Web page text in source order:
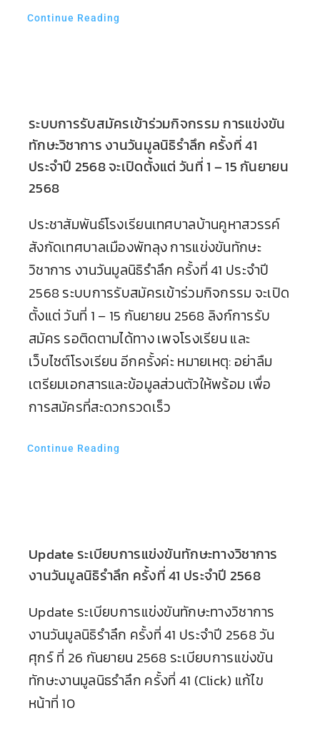
Continue Reading
ระบบการรับสมัครเข้าร่วมกิจกรรม การแข่งขัน
ทักษะวิชาการ งานวันมูลนิธิรำลึก ครั้งที่ 41
ประจำปี 2568 จะเปิดตั้งแต่ วันที่ 1 – 15 กันยายน
2568
ประชาสัมพันธ์โรงเรียนเทศบาลบ้านคูหาสวรรค์
สังกัดเทศบาลเมืองพัทลุง การแข่งขันทักษะ
วิชาการ งานวันมูลนิธิรำลึก ครั้งที่ 41 ประจำปี
2568 ระบบการรับสมัครเข้าร่วมกิจกรรม จะเปิด
ตั้งแต่ วันที่ 1 – 15 กันยายน 2568 ลิงก์การรับ
สมัคร รอติดตามได้ทาง เพจโรงเรียน และ
เว็บไซต์โรงเรียน อีกครั้งค่ะ หมายเหตุ: อย่าลืม
เตรียมเอกสารและข้อมูลส่วนตัวให้พร้อม เพื่อ
การสมัครที่สะดวกรวดเร็ว
Continue Reading
Update ระเบียบการแข่งขันทักษะทางวิชาการ
งานวันมูลนิธิรำลึก ครั้งที่ 41 ประจำปี 2568
Update ระเบียบการแข่งขันทักษะทางวิชาการ
งานวันมูลนิธิรำลึก ครั้งที่ 41 ประจำปี 2568 วัน
ศุกร์ ที่ 26 กันยายน 2568 ระเบียบการแข่งขัน
ทักษะงานมูลนิธรำลึก ครั้งที่ 41 (Click) แก้ไข
หน้าที่ 10